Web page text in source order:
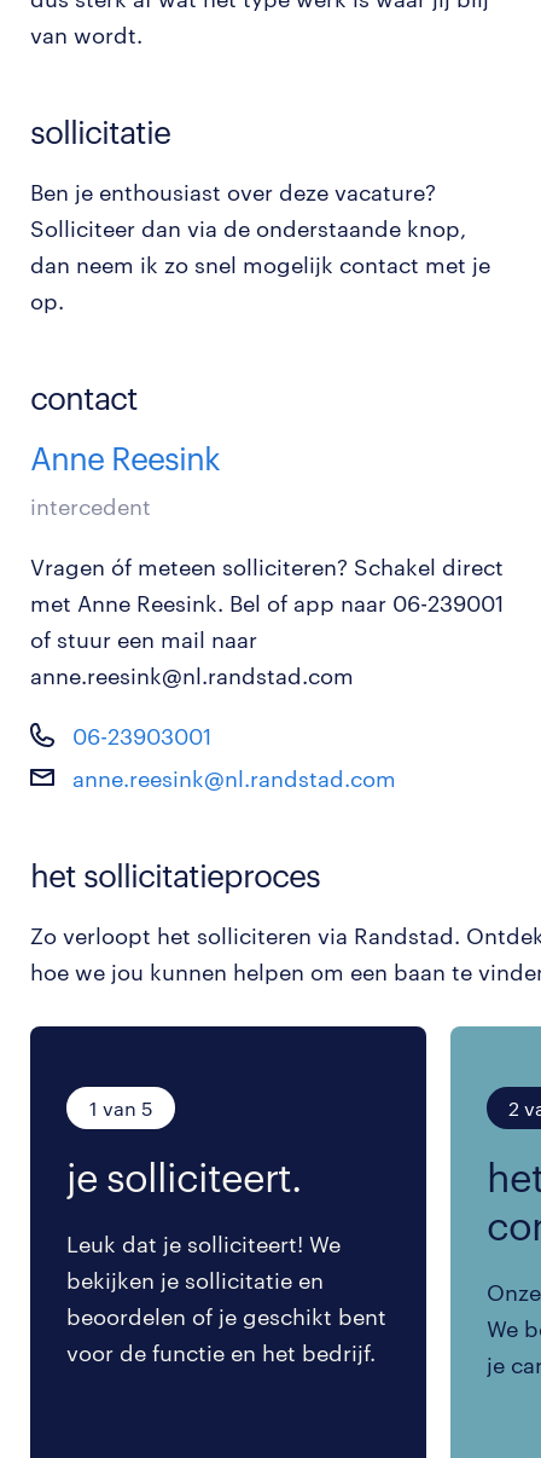
van wordt.
sollicitatie
Ben je enthousiast over deze vacature?
Solliciteer dan via de onderstaande knop,
dan neem ik zo snel mogelijk contact met je
op.
contact
Anne Reesink
intercedent
Vragen óf meteen solliciteren? Schakel direct
met Anne Reesink. Bel of app naar 06-239001
of stuur een mail naar
anne.reesink@nl.randstad.com
06-23903001
anne.reesink@nl.randstad.com
het sollicitatieproces
Zo verloopt het solliciteren via Randstad.
hoe we jou kunnen helpen om een baan te
1 van 5
je solliciteert.
Leuk dat je solliciteert! We
bekijken je sollicitatie en
beoordelen of je geschikt bent
voor de functie en het bedrijf.
2
We
je